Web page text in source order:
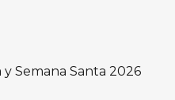
Semana Santa 2026